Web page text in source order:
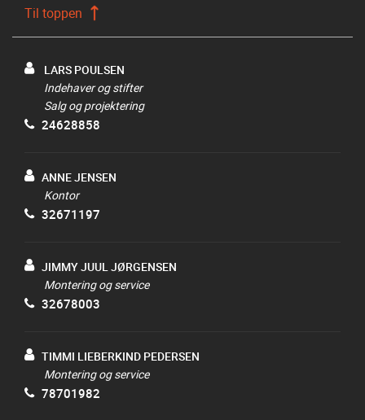
Til toppen
LARS POULSEN
Indehaver og stifter
Salg og projektering
24628858
ANNE JENSEN
Kontor
32671197
JIMMY JUUL JØRGENSEN
Montering og service
32678003
TIMMI LIEBERKIND PEDERSEN
Montering og service
78701982